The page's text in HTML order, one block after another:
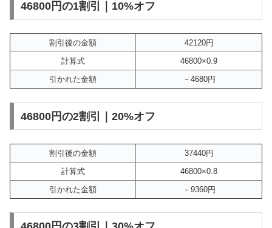
46800円の1割引｜10%オフ
割引後の金額
42120円
計算式
46800×0.9
引かれた金額
－4680円
46800円の2割引｜20%オフ
割引後の金額
37440円
計算式
46800×0.8
引かれた金額
－9360円